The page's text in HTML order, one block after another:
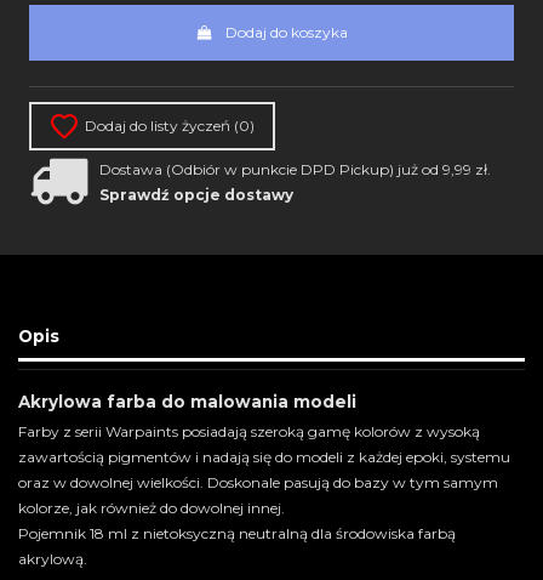
Dodaj do koszyka
Dodaj do listy życzeń (0)
Dostawa (Odbiór w punkcie DPD Pickup) już od 9,99 zł.
Sprawdź opcje dostawy
Opis
Akrylowa farba do malowania modeli
Farby z serii Warpaints posiadają szeroką gamę kolorów z wysoką
zawartością pigmentów i nadają się do modeli z każdej epoki, systemu
oraz w dowolnej wielkości. Doskonale pasują do bazy w tym samym
kolorze, jak również do dowolnej innej.
Pojemnik 18 ml z nietoksyczną neutralną dla środowiska farbą
akrylową.